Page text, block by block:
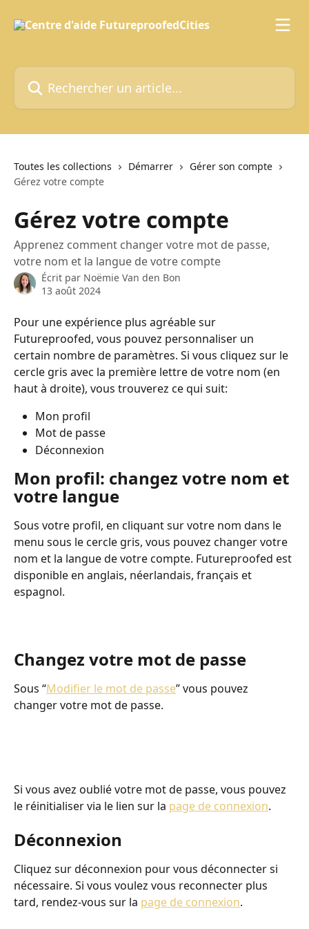
Rechercher un article...
Toutes les collections Démarrer
Gérer son compte
Gérez votre compte
Gérez votre compte
Apprenez comment changer votre mot de passe,
votre nom et la langue de votre compte
Écrit par Noëmie Van den Bon
13 août 2024
Pour une expérience plus agréable sur
Futureproofed, vous pouvez personnaliser un
certain nombre de paramètres. Si vous cliquez sur le
cercle gris avec la première lettre de votre nom (en
haut à droite), vous trouverez ce qui suit:
Mon profil
Mot de passe
Déconnexion
Mon profil: changez votre nom et
votre langue
Sous votre profil, en cliquant sur votre nom dans le
menu sous le cercle gris, vous pouvez changer votre
nom et la langue de votre compte. Futureproofed est
disponible en anglais, néerlandais, français et
espagnol.
Changez votre mot de passe
Sous “Modifier le mot de passe” vous pouvez
changer votre mot de passe.
Si vous avez oublié votre mot de passe, vous pouvez
le réinitialiser via le lien sur la page de connexion.
Déconnexion
Cliquez sur déconnexion pour vous déconnecter si
nécessaire. Si vous voulez vous reconnecter plus
tard, rendez-vous sur la page de connexion.